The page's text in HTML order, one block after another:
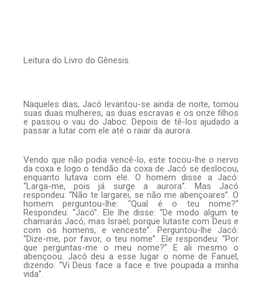
Leitura do Livro do Gênesis.
Naqueles dias, Jacó levantou-se ainda de noite, tomou
suas duas mulheres, as duas escravas e os onze filhos
e passou o vau do Jaboc. Depois de tê-los ajudado a
passar a lutar com ele até o raiar da aurora.
Vendo que não podia vencê-lo, este tocou-lhe o nervo
da coxa e logo o tendão da coxa de Jacó se deslocou,
enquanto lutava com ele. O homem disse a Jacó:
“Larga-me, pois já surge a aurora”. Mas Jacó
respondeu: “Não te largarei, se não me abençoares”. O
homem perguntou-lhe: “Qual é o teu nome?”
Respondeu: “Jacó”. Ele lhe disse: “De modo algum te
chamarás Jacó, mas Israel; porque lutaste com Deus e
com os homens, e venceste”. Perguntou-lhe Jacó:
“Dize-me, por favor, o teu nome”. Ele respondeu: “Por
que perguntas-me o meu nome?” E ali mesmo o
abençoou. Jacó deu a esse lugar o nome de Fanuel,
dizendo: “Vi Deus face a face e tive poupada a minha
vida”.